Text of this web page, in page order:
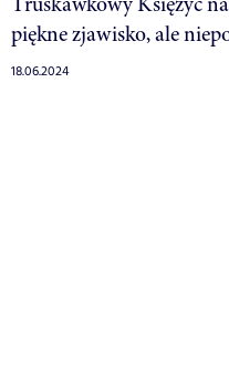
piękne zjawisko, ale
18.06.2024